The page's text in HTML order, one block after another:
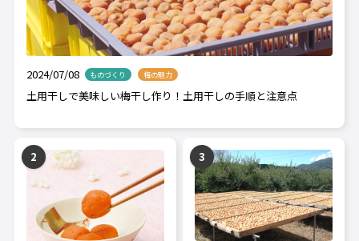
2024/07/08 ものづくり 梅の魅力
土用干しで美味しい梅干し作り！土用干しの手順と注意点